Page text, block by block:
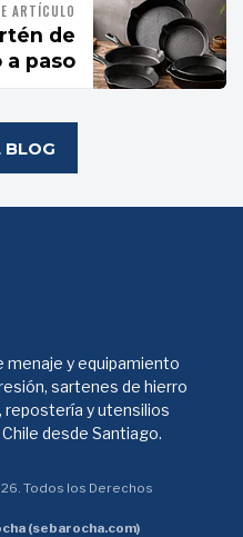
ARTÍCULO
de
paso
BLOG
menaje y equipamiento
sartenes de hierro
repostería y utensilios
desde Santiago.
Todos los Derechos
(sebarocha.com)